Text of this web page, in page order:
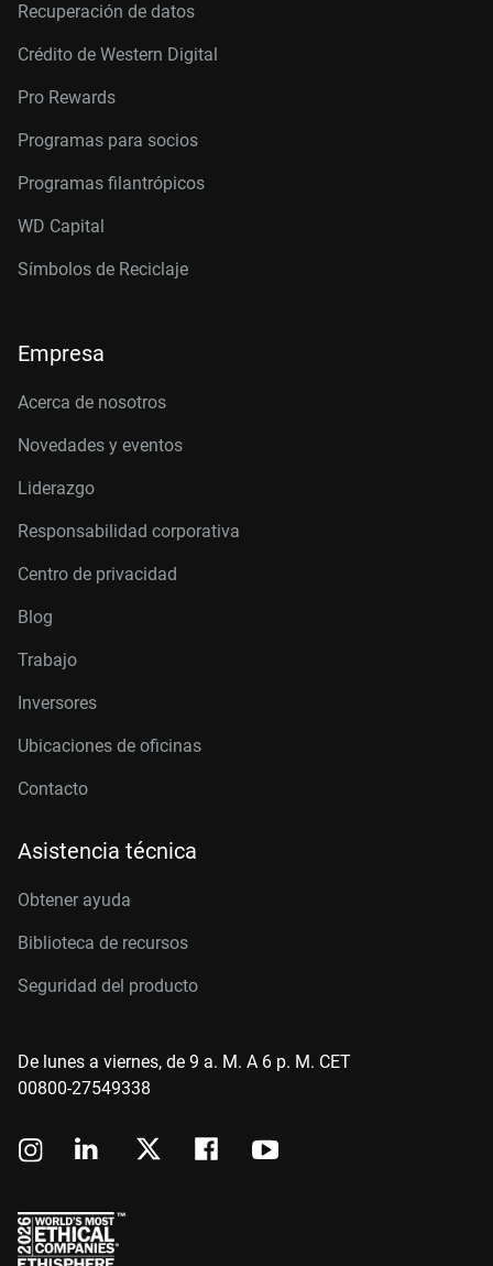
Recuperación de datos
Crédito de Western Digital
Pro Rewards
Programas para socios
Programas filantrópicos
WD Capital
Símbolos de Reciclaje
Empresa
Acerca de nosotros
Novedades y eventos
Liderazgo
Responsabilidad corporativa
Centro de privacidad
Blog
Trabajo
Inversores
Ubicaciones de oficinas
Contacto
Asistencia técnica
Obtener ayuda
Biblioteca de recursos
Seguridad del producto
De lunes a viernes, de 9 a. M. A 6 p. M. CET
00800-27549338